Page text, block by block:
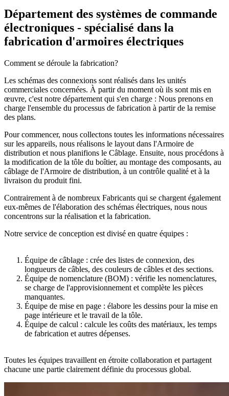
Département des systèmes de commande
électroniques - spécialisé dans la
fabrication d'armoires électriques
Comment se déroule la fabrication?
Les schémas des connexions sont réalisés dans les unités
commerciales concernées. À partir du moment où ils sont mis en
œuvre, c'est notre département qui s'en charge : Nous prenons en
charge l'ensemble du processus de fabrication à partir de la remise
des plans.
Pour commencer, nous collectons toutes les informations nécessaires
sur les appareils, nous réalisons le layout dans l'Armoire de
distribution et nous planifions le Câblage. Ensuite, nous procédons à
la modification de la tôle du boîtier, au montage des composants, au
câblage de l'Armoire de distribution, à un contrôle qualité et à la
livraison du produit fini.
Contrairement à de nombreux Fabricants qui se chargent également
eux-mêmes de l'élaboration des schémas électriques, nous nous
concentrons sur la réalisation et la fabrication.
Notre service de conception est divisé en quatre équipes :
Équipe de câblage : crée des listes de connexion, des
longueurs de câbles, des couleurs de câbles et des sections.
Équipe de nomenclature (BOM) : vérifie les nomenclatures,
se charge de l'approvisionnement et complète les pièces
manquantes.
Équipe de mise en page : élabore les dessins pour la mise en
page intérieure et le travail de la tôle.
Équipe de calcul : calcule les coûts des matériaux, les temps
de fabrication et autres dépenses.
Toutes les équipes travaillent en étroite collaboration et partagent
chacune une partie clairement définie du processus global.